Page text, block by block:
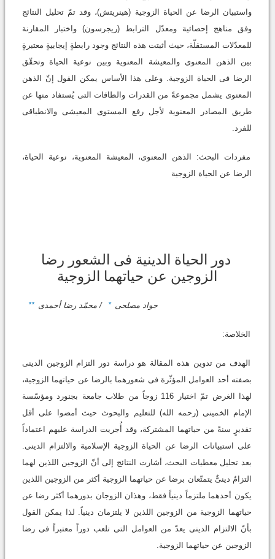
واستبیان الرضا عن الحیاة الزوجیة (هینریتش)، وقد تمّ تحلیل النتائج
وفق مناهج إحصائیة ومعدّل الترابط (ریجرسون) واختبار المقارنة
للمعدّلات المستقلّة، حیث أثبتت هذه النتائج وجود رابطةٍ إیجابیةٍ معتبرةٍ
بین الذهن المعنوی والمعیشة المعنویة وبین نوعیة الحیاة وتحقّق
الرضا فی الحیاة الزوجیة. وعلى هذا الأساس یمکن القول إنّ الذهن
المعنوی یشمل مجموعةً من القدرات والطاقات التی یُستفاد منها عن
طریق المصادر المعنویة لأجل رفع المستوى المعیشی والانطباقی
للفرد.
مفردات البحث: الذهن المعنوی، المعیشة المعنویة، نوعیة الحیاة،
الرضا عن الحیاة الزوجیة
دور الحیاة الدینیة فی الشعور رضا
الزوجین عن حیاتهما الزوجیة
جواد مصلحی * / محمّد رضا أحمدی **
الخلاصة:
الهدف من تدوین هذه المقالة هو دراسة دور التزام الزوجین الدینی
بصفته أحد العوامل المؤثّرة فی شعورهما بالرضا عن حیاتهما الزوجیة،
لهذا الغرض تمّ اختیار 116 زوجاً من طلاب جامعة بجنورد ومؤسّسة
الإمام الخمینی (رحمه الله) للتعلیم والبحوث حیث أمضوا على أقل
تقدیرٍ سنةً من حیاتهما المشترکة، وقد أُجریت الدراسة علیهم اعتماداً
على استبیانات الرضا عن الحیاة الزوجیة الإسلامیة والالتزام الدینی.
بعد تحلیل معطیات البحث، أشارت النتائج إلى أنّ الزوجین اللذین لهما
التزامٌ دینیٌّ یتمتّعان برضا عن حیاتهما الزوجیة أکثر من الزوجین اللذین
یکون أحدهما ملتزماً دینیاً فقط، وهذان الزوجان بدورهما أکثر رضا عن
حیاتهما الزوجیة من الزوجین اللذین لا یلتزمان دینیاً. لذا یمکن القول
بأنّ الالتزام الدینی یعدّ من العوامل التی تلعب دوراً معتبراً فی رضا
الزوجین عن حیاتهما الزوجیة.